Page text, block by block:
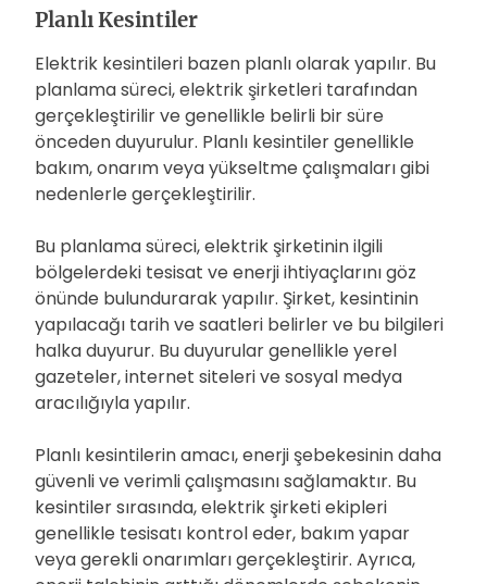
Planlı Kesintiler
Elektrik kesintileri bazen planlı olarak yapılır. Bu
planlama süreci, elektrik şirketleri tarafından
gerçekleştirilir ve genellikle belirli bir süre
önceden duyurulur. Planlı kesintiler genellikle
bakım, onarım veya yükseltme çalışmaları gibi
nedenlerle gerçekleştirilir.
Bu planlama süreci, elektrik şirketinin ilgili
bölgelerdeki tesisat ve enerji ihtiyaçlarını göz
önünde bulundurarak yapılır. Şirket, kesintinin
yapılacağı tarih ve saatleri belirler ve bu bilgileri
halka duyurur. Bu duyurular genellikle yerel
gazeteler, internet siteleri ve sosyal medya
aracılığıyla yapılır.
Planlı kesintilerin amacı, enerji şebekesinin daha
güvenli ve verimli çalışmasını sağlamaktır. Bu
kesintiler sırasında, elektrik şirketi ekipleri
genellikle tesisatı kontrol eder, bakım yapar
veya gerekli onarımları gerçekleştirir. Ayrıca,